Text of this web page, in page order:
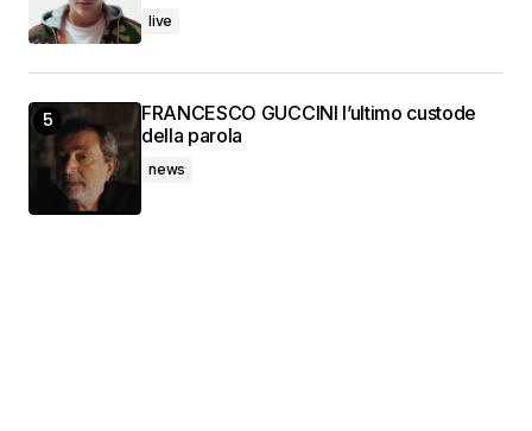
live
FRANCESCO GUCCINI l’ultimo custode
della parola
news